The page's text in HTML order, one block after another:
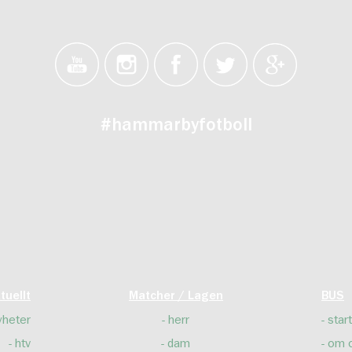
#hammarbyfotboll
htv
Matcher / Lagen
herr
dam
BUS
start
om